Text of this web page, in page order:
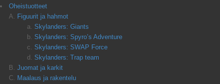
Oheistuotteet
Figuurit ja hahmot
Skylanders: Giants
Skylanders: Spyro’s Adventure
Skylanders: SWAP Force
Skylanders: Trap team
Juomat ja karkit
Maalaus ja rakentelu